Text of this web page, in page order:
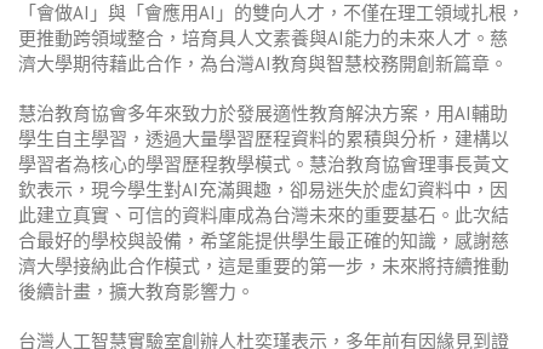
「會做AI」與「會應用AI」的雙向人才，不僅在理工領域扎根，
更推動跨領域整合，培育具人文素養與AI能力的未來人才。慈
濟大學期待藉此合作，為台灣AI教育與智慧校務開創新篇章。
慧治教育協會多年來致力於發展適性教育解決方案，用AI輔助
學生自主學習，透過大量學習歷程資料的累積與分析，建構以
學習者為核心的學習歷程教學模式。慧治教育協會理事長黃文
欽表示，現今學生對AI充滿興趣，卻易迷失於虛幻資料中，因
此建立真實、可信的資料庫成為台灣未來的重要基石。此次結
合最好的學校與設備，希望能提供學生最正確的知識，感謝慈
濟大學接納此合作模式，這是重要的第一步，未來將持續推動
後續計畫，擴大教育影響力。
台灣人工智慧實驗室創辦人杜奕瑾表示，多年前有因緣見到證